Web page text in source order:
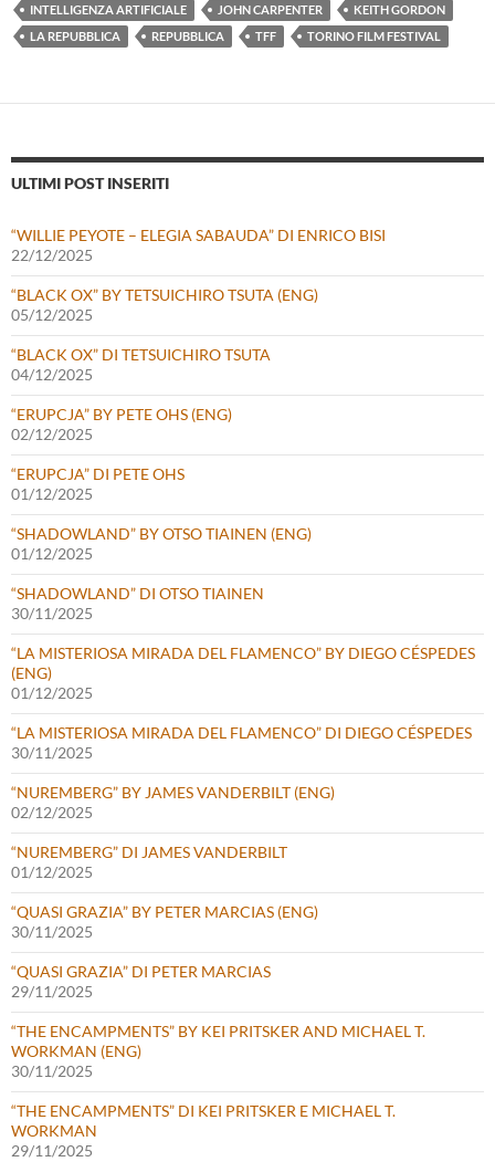
INTELLIGENZA ARTIFICIALE
JOHN CARPENTER
KEITH GORDON
LA REPUBBLICA
REPUBBLICA TFF TORINO FILM FESTIVAL
ULTIMI POST INSERITI
“WILLIE PEYOTE – ELEGIA SABAUDA” DI ENRICO BISI
22/12/2025
“BLACK OX” BY TETSUICHIRO TSUTA (ENG)
05/12/2025
“BLACK OX” DI TETSUICHIRO TSUTA
04/12/2025
“ERUPCJA” BY PETE OHS (ENG)
02/12/2025
“ERUPCJA” DI PETE OHS
01/12/2025
“SHADOWLAND” BY OTSO TIAINEN (ENG)
01/12/2025
“SHADOWLAND” DI OTSO TIAINEN
30/11/2025
“LA MISTERIOSA MIRADA DEL FLAMENCO” BY DIEGO CÉSPEDES
(ENG)
01/12/2025
“LA MISTERIOSA MIRADA DEL FLAMENCO” DI DIEGO CÉSPEDES
30/11/2025
“NUREMBERG” BY JAMES VANDERBILT (ENG)
02/12/2025
“NUREMBERG” DI JAMES VANDERBILT
01/12/2025
“QUASI GRAZIA” BY PETER MARCIAS (ENG)
30/11/2025
“QUASI GRAZIA” DI PETER MARCIAS
29/11/2025
“THE ENCAMPMENTS” BY KEI PRITSKER AND MICHAEL T.
WORKMAN (ENG)
30/11/2025
“THE ENCAMPMENTS” DI KEI PRITSKER E MICHAEL T.
WORKMAN
29/11/2025